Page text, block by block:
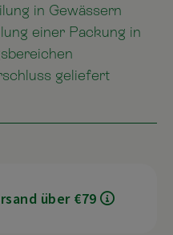
in Gewässern
einer Packung in
geliefert
über €79